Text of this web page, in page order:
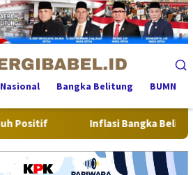
Nasional Bangka Belitung BUMN
Inflasi Bangka Belitung di Juli